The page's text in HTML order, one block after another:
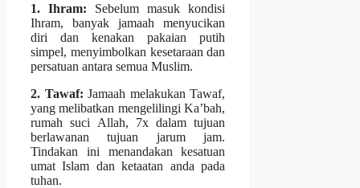
1. Ihram: Sebelum masuk kondisi
Ihram, banyak jamaah menyucikan
diri dan kenakan pakaian putih
simpel, menyimbolkan kesetaraan dan
persatuan antara semua Muslim.
2. Tawaf: Jamaah melakukan Tawaf,
yang melibatkan mengelilingi Ka’bah,
rumah suci Allah, 7x dalam tujuan
berlawanan tujuan jarum jam.
Tindakan ini menandakan kesatuan
umat Islam dan ketaatan anda pada
tuhan.